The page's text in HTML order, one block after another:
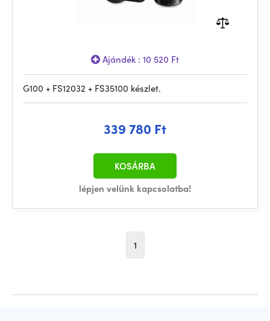
Ajándék : 10 520 Ft
G100 + FS12032 + FS35100 készlet.
339 780 Ft
lépjen velünk kapcsolatba!
KOSÁRBA
1